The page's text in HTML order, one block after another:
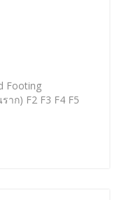
Footing
าก) F2 F3 F4 F5